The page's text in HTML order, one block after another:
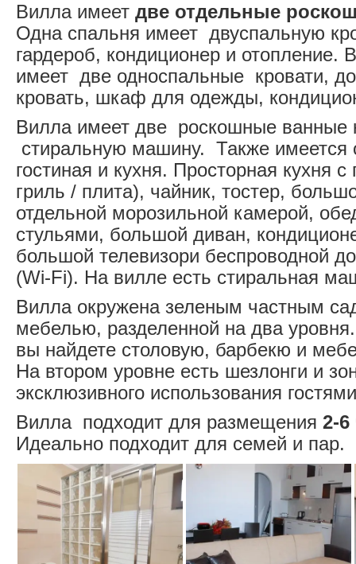
Вилла имеет две отдельные
Одна спальня имеет двуспальную
гардероб, кондиционер и отопление.
имеет две односпальные кровати,
кровать, шкаф для одежды,
Вилла имеет две роскошные ванные
стиральную машину. Также имеется
гостиная и кухня. Просторная кухня
гриль / плита), чайник, тостер,
отдельной морозильной камерой,
стульями, большой диван,
большой телевизори беспроводной
(Wi-Fi). На вилле есть стиральная
Вилла окружена зеленым частным
мебелью, разделенной на два
вы найдете столовую, барбекю и
На втором уровне есть шезлонги и
эксклюзивного использования
Вилла подходит для размещения 2-6
Идеально подходит для семей и пар.